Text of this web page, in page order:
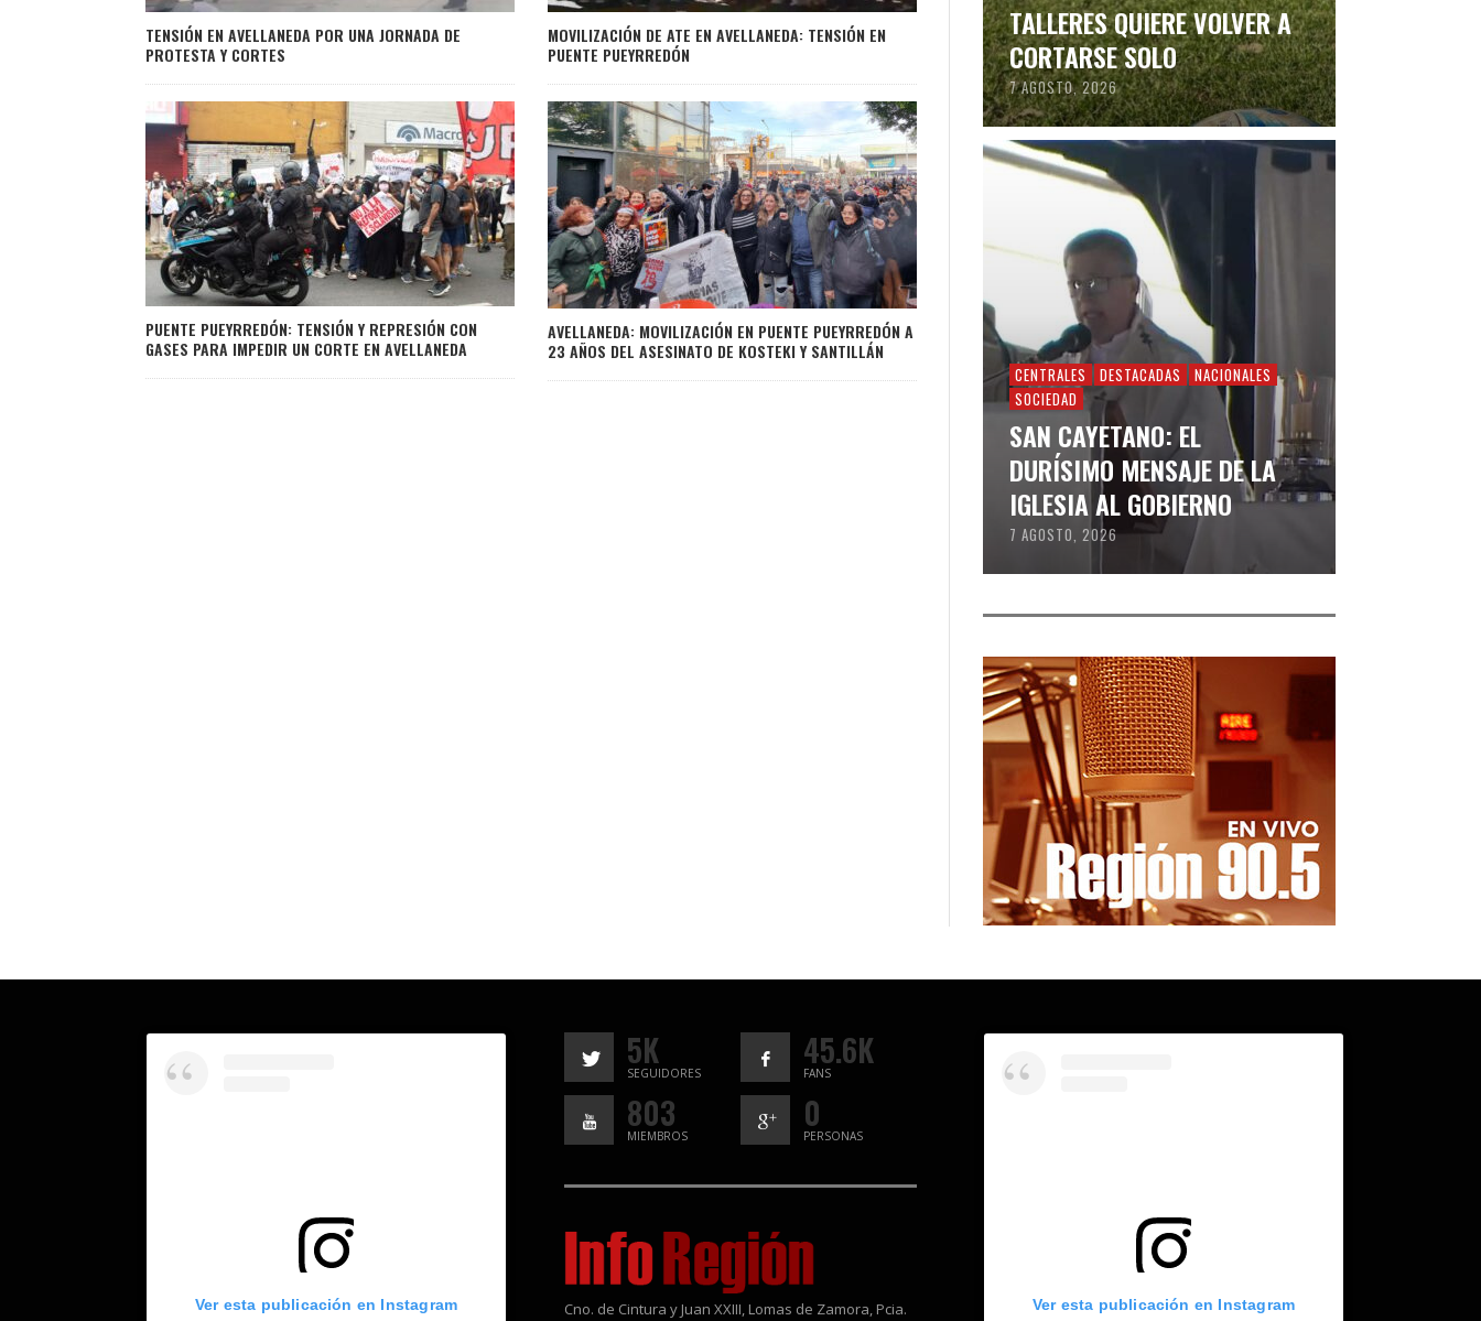
TENSIÓN EN AVELLANEDA POR UNA JORNADA DE
PROTESTA Y CORTES
MOVILIZACIÓN DE ATE EN AVELLANEDA: TENSIÓN EN
PUENTE PUEYRREDÓN
PUENTE PUEYRREDÓN: TENSIÓN Y REPRESIÓN CON
GASES PARA IMPEDIR UN CORTE EN AVELLANEDA
AVELLANEDA: MOVILIZACIÓN EN PUENTE PUEYRREDÓN A
23 AÑOS DEL ASESINATO DE KOSTEKI Y SANTILLÁN
TALLERES QUIERE VOLVER A
CORTARSE SOLO
7 AGOSTO, 2026
CENTRALES DESTACADAS
NACIONALES
SOCIEDAD
SAN CAYETANO: EL
DURÍSIMO MENSAJE DE LA
IGLESIA AL GOBIERNO
7 AGOSTO, 2026
Ver esta publicación en Instagram
5K
SEGUIDORES
45.6K
FANS
803
MIEMBROS
0
PERSONAS
Cno. de Cintura y Juan XXIII, Lomas de Zamora, Pcia. Ver esta publicación en Instagram